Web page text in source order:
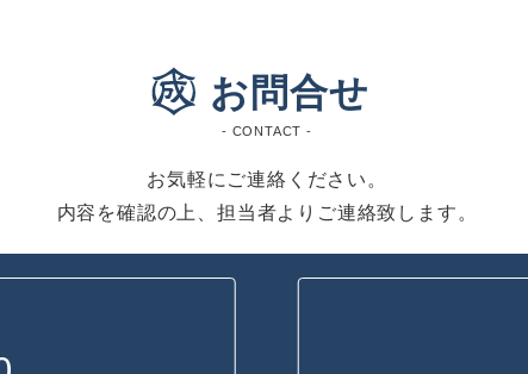
お問合せ
- CONTACT -
お気軽にご連絡ください。
内容を確認の上、担当者よりご連絡致します。